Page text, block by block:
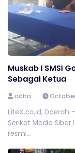
Muskab I SMSI
Sebagai Ketua
ocha October
LiteX.co.id, Daerah
Serikat Media
resmi...